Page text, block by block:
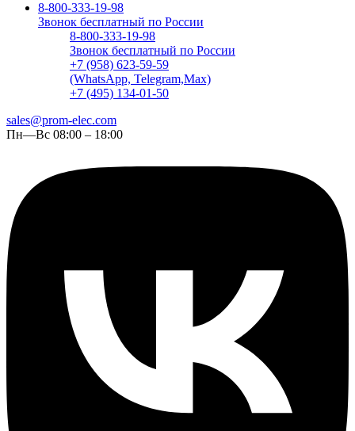
8-800-333-19-98
Звонок бесплатный по России
8-800-333-19-98
Звонок бесплатный по России
+7 (958) 623-59-59
(WhatsApp, Telegram,Max)
+7 (495) 134-01-50
sales@prom-elec.com
Пн—Вс 08:00 – 18:00